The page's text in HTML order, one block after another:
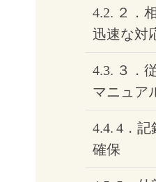
２．
迅速な対
３．
マニュア
4．記
確保